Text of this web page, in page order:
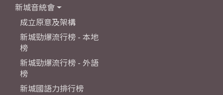
新城音統會
成立原意及架構
新城勁爆流行榜 - 本地
榜
新城勁爆流行榜 - 外語
榜
新城國語力排行榜